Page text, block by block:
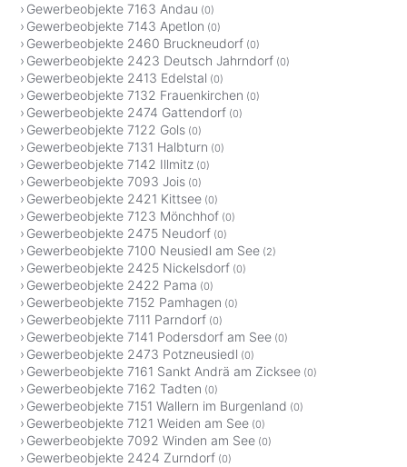
Gewerbeobjekte 7163 Andau (0)
Gewerbeobjekte 7143 Apetlon (0)
Gewerbeobjekte 2460 Bruckneudorf (0)
Gewerbeobjekte 2423 Deutsch Jahrndorf (0)
Gewerbeobjekte 2413 Edelstal (0)
Gewerbeobjekte 7132 Frauenkirchen (0)
Gewerbeobjekte 2474 Gattendorf (0)
Gewerbeobjekte 7122 Gols (0)
Gewerbeobjekte 7131 Halbturn (0)
Gewerbeobjekte 7142 Illmitz (0)
Gewerbeobjekte 7093 Jois (0)
Gewerbeobjekte 2421 Kittsee (0)
Gewerbeobjekte 7123 Mönchhof (0)
Gewerbeobjekte 2475 Neudorf (0)
Gewerbeobjekte 7100 Neusiedl am See (2)
Gewerbeobjekte 2425 Nickelsdorf (0)
Gewerbeobjekte 2422 Pama (0)
Gewerbeobjekte 7152 Pamhagen (0)
Gewerbeobjekte 7111 Parndorf (0)
Gewerbeobjekte 7141 Podersdorf am See (0)
Gewerbeobjekte 2473 Potzneusiedl (0)
Gewerbeobjekte 7161 Sankt Andrä am Zicksee (0)
Gewerbeobjekte 7162 Tadten (0)
Gewerbeobjekte 7151 Wallern im Burgenland (0)
Gewerbeobjekte 7121 Weiden am See (0)
Gewerbeobjekte 7092 Winden am See (0)
Gewerbeobjekte 2424 Zurndorf (0)